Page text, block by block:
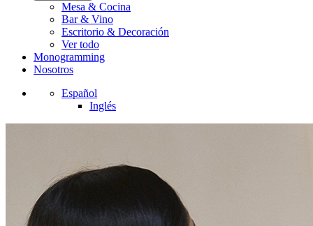
Mesa & Cocina
Bar & Vino
Escritorio & Decoración
Ver todo
Monogramming
Nosotros
Español
Inglés